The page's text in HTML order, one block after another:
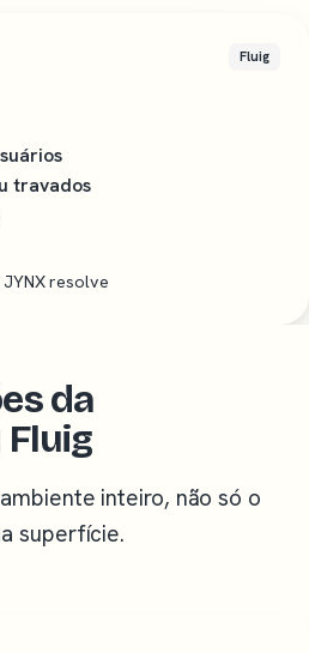
Fluig
travados
resolve
da
Fluig
inteiro, não só o
superfície.